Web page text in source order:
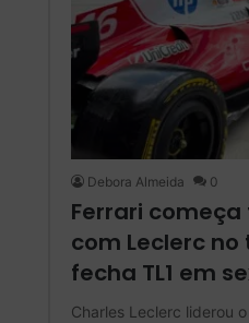
Debora Almeida 0
Ferrari
com Leclerc
fecha TL1 em
Charles Leclerc liderou